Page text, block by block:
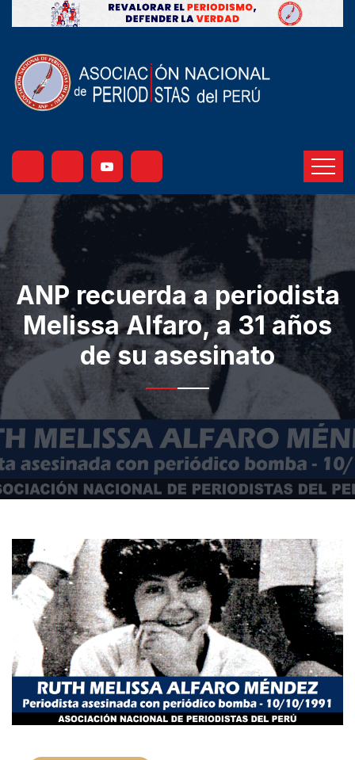
ANP recuerda a periodista
Melissa Alfaro, a 31 años
de su asesinato